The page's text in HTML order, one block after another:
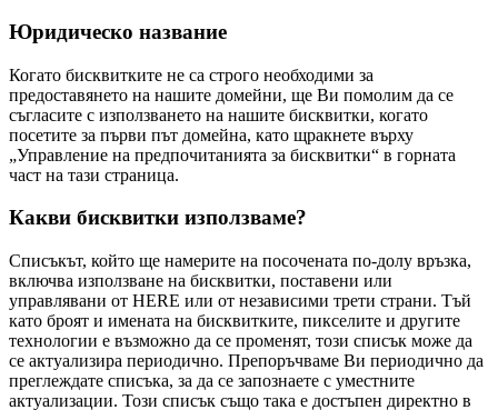
Юридическо название
Когато бисквитките не са строго необходими за
предоставянето на нашите домейни, ще Ви помолим да се
съгласите с използването на нашите бисквитки, когато
посетите за първи път домейна, като щракнете върху
„Управление на предпочитанията за бисквитки“ в горната
част на тази страница.
Какви бисквитки използваме?
Списъкът, който ще намерите на посочената по-долу връзка,
включва използване на бисквитки, поставени или
управлявани от HERE или от независими трети страни. Тъй
като броят и имената на бисквитките, пикселите и другите
технологии е възможно да се променят, този списък може да
се актуализира периодично. Препоръчваме Ви периодично да
преглеждате списъка, за да се запознаете с уместните
актуализации. Този списък също така е достъпен директно в